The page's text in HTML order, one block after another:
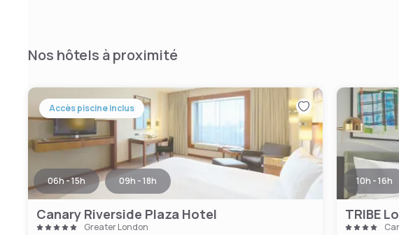
Nos hôtels à proximité
Accès piscine inclus
06h - 15h 09h - 18h
Canary Riverside Plaza Hotel
Greater London
10h - 16h
TRIBE